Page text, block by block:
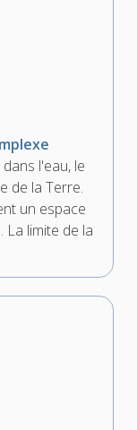
l'eau, le
de la Terre.
un espace
limite de la